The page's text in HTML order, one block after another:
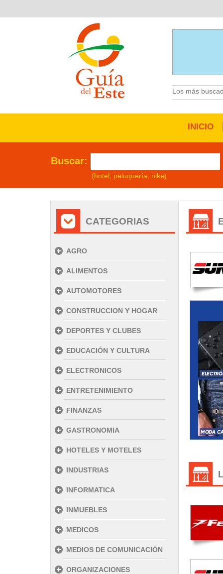
Los más
INICIO
Buscar:
(hotel, peluquería, nike)
CATEGORIAS
AGRO
ALIMENTOS
AUTOMOTORES
CONSTRUCCION Y HOGAR
DEPORTES Y CLUBES
EDUCACIÓN Y CULTURA
ELECTRONICOS
ENTRETENIMIENTO
FINANZAS
GASTRONOMIA
HOTELES Y MOTELES
INDUSTRIAS
INFORMATICA
INMUEBLES
MEDICOS
MEDIOS DE COMUNICACIÓN
ORGANIZACIONES
/